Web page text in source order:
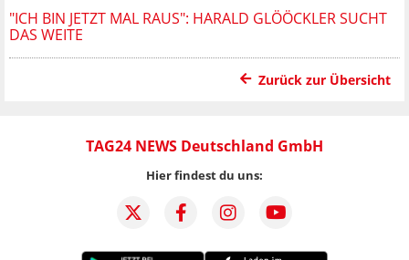
"ICH BIN JETZT MAL RAUS": HARALD GLÖÖCKLER SUCHT
DAS WEITE
Zurück zur Übersicht
TAG24 NEWS Deutschland GmbH
Hier findest du uns: